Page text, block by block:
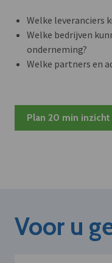
Welke leveranciers
Welke bedrijven
onderneming?
Welke partners en
Plan 20 min inzicht
Voor u